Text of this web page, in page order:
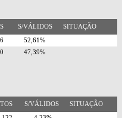
S/VÁLIDOS SITUAÇÃO
52,61%
47,39%
S/VÁLIDOS SITUAÇÃO